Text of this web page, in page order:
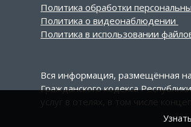
Политика обработки
Политика о видеонаблюдении
Политика в использовании
Вся информация, размещённая
Гражданского кодекса
услуг в отелях, в том числе